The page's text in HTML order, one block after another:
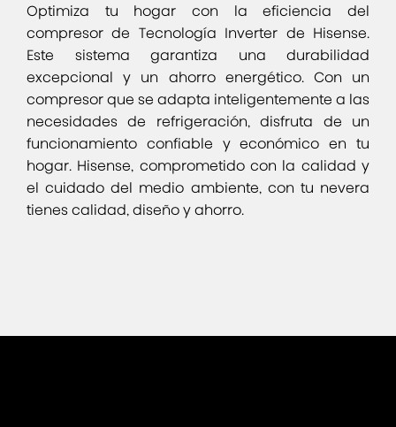
Optimiza tu hogar con la eficiencia del
compresor de Tecnología Inverter de Hisense.
Este sistema garantiza una durabilidad
excepcional y un ahorro energético. Con un
compresor que se adapta inteligentemente a las
necesidades de refrigeración, disfruta de un
funcionamiento confiable y económico en tu
hogar. Hisense, comprometido con la calidad y
el cuidado del medio ambiente, con tu nevera
tienes calidad, diseño y ahorro.